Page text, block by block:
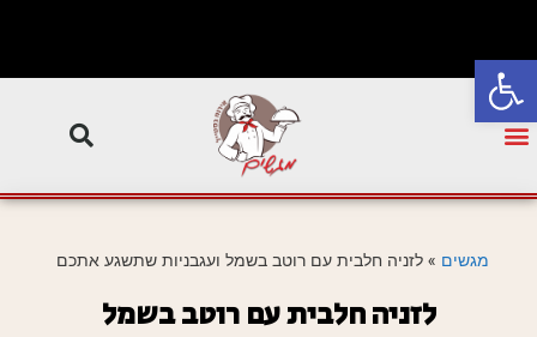
פתח סרגל נגישות
מגשים » לזניה חלבית עם רוטב בשמל ועגבניות שתשגע אתכם
לזניה חלבית עם רוטב בשמל